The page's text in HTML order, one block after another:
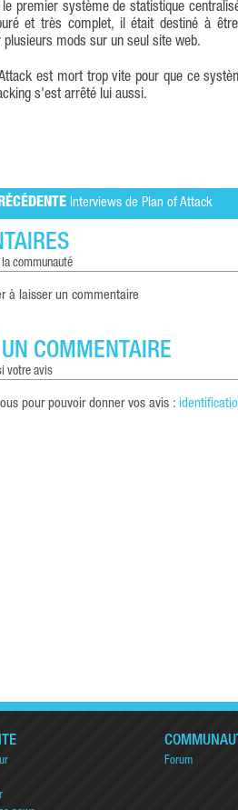
et très complet, il était destiné à
mods sur un seul site web.
est mort trop vite pour que ce
s'est arrêté lui aussi.
Interviews de Plan of Attack
la communauté
à laisser un commentaire
COMMENTAIRE
votre avis
pour pouvoir donner vos avis :
Forum